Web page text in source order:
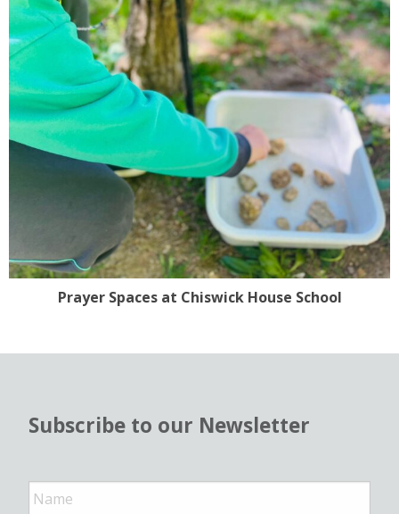
Prayer Spaces at Chiswick House School
Subscribe to our Newsletter
N
a